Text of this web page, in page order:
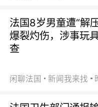
法国8岁男童遭“解
爆裂灼伤，涉事玩
查
闲聊法国 新闻我来找